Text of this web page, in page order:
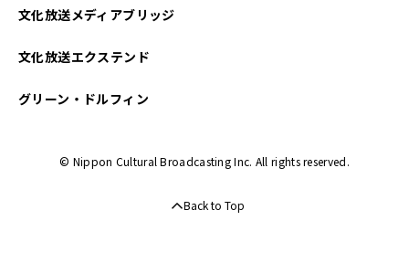
文化放送メディアブリッジ
文化放送エクステンド
グリーン・ドルフィン
© Nippon Cultural Broadcasting Inc. All rights reserved.
Back to Top